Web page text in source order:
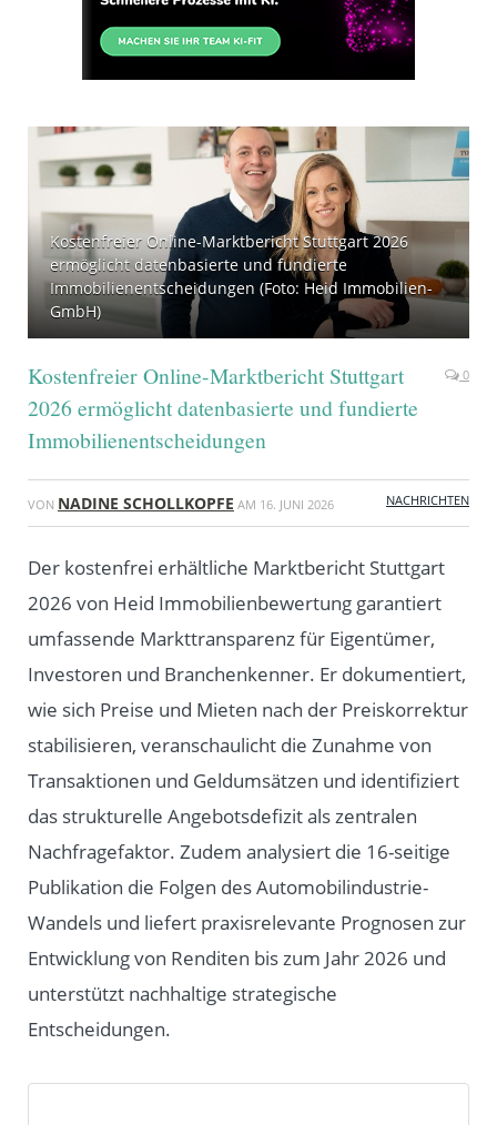
Kostenfreier Online-Marktbericht Stuttgart 2026
ermöglicht datenbasierte und fundierte
Immobilienentscheidungen (Foto: Heid Im­mo­bi­li­en­
GmbH)
Kostenfreier Online-Marktbericht Stuttgart
2026 ermöglicht datenbasierte und fundierte
Immobilienentscheidungen
0
VON NADINE SCHOLLKOPFE AM 16. JUNI 2026 NACHRICHTEN
Der kostenfrei erhältliche Marktbericht Stuttgart
2026 von Heid Immobilienbewertung garantiert
umfassende Markttransparenz für Eigentümer,
Investoren und Branchenkenner. Er dokumentiert,
wie sich Preise und Mieten nach der Preiskorrektur
stabilisieren, veranschaulicht die Zunahme von
Transaktionen und Geldumsätzen und identifiziert
das strukturelle Angebotsdefizit als zentralen
Nachfragefaktor. Zudem analysiert die 16-seitige
Publikation die Folgen des Automobilindustrie-
Wandels und liefert praxisrelevante Prognosen zur
Entwicklung von Renditen bis zum Jahr 2026 und
unterstützt nachhaltige strategische
Entscheidungen.